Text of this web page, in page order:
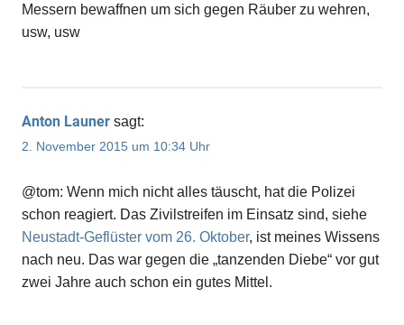
Messern bewaffnen um sich gegen Räuber zu wehren,
usw, usw
Anton Launer sagt:
2. November 2015 um 10:34 Uhr
@tom: Wenn mich nicht alles täuscht, hat die Polizei
schon reagiert. Das Zivilstreifen im Einsatz sind, siehe
Neustadt-Geflüster vom 26. Oktober, ist meines Wissens
nach neu. Das war gegen die „tanzenden Diebe“ vor gut
zwei Jahre auch schon ein gutes Mittel.